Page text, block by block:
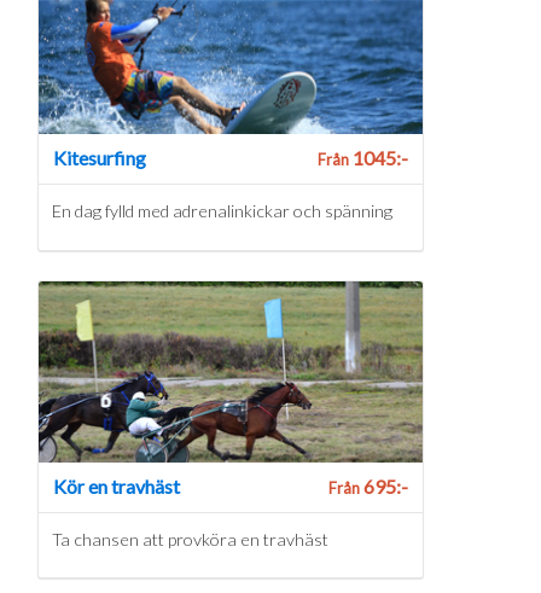
Kitesurfing Från1045:-
En dag fylld med adrenalinkickar och spänning
Kör en travhäst Från695:-
Ta chansen att provköra en travhäst